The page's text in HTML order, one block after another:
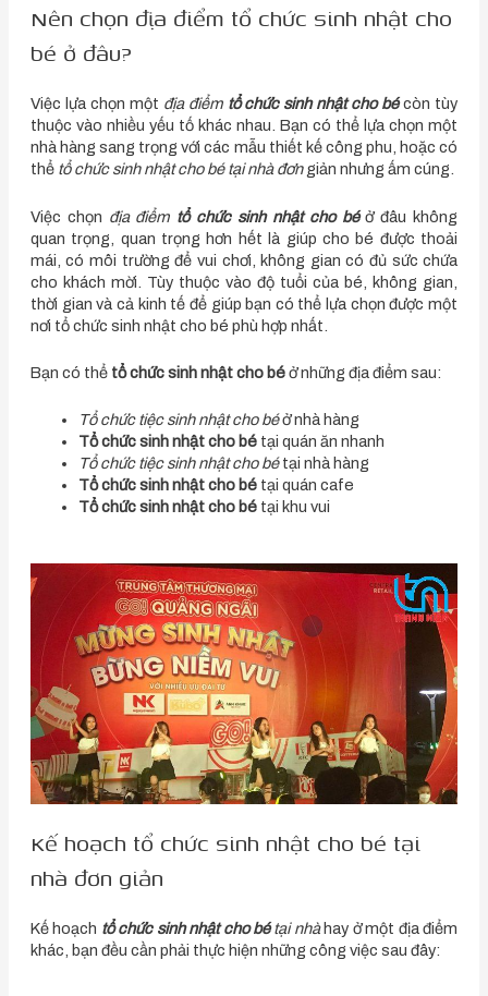
Nên chọn địa điểm tổ chức sinh nhật cho
bé ở đâu?
Việc lựa chọn một địa điểm tổ chức sinh nhật cho bécòn tùy
thuộc vào nhiều yếu tố khác nhau. Bạn có thể lựa chọn một
nhà hàng sang trọng với các mẫu thiết kế công phu, hoặc có
thể tổ chức sinh nhật cho bé tại nhà đơngiản nhưng ấm cúng.
Việc chọn địa điểm tổ chức sinh nhật cho béở đâu không
quan trọng, quan trọng hơn hết là giúp cho bé được thoải
mái, có môi trường để vui chơi, không gian có đủ sức chứa
cho khách mời. Tùy thuộc vào độ tuổi của bé, không gian,
thời gian và cả kinh tế để giúp bạn có thể lựa chọn được một
nơi tổ chức sinh nhật cho bé phù hợp nhất.
Bạn có thểtổ chức sinh nhật cho béở những địa điểm sau:
Tổ chức tiệc sinh nhật cho béở nhà hàng
Tổ chức sinh nhật cho bétại quán ăn nhanh
Tổ chức tiệc sinh nhật cho bétại nhà hàng
Tổ chức sinh nhật cho bétại quán cafe
Tổ chức sinh nhật cho bétại khu vui
Kế hoạch tổ chức sinh nhật cho bé tại
nhà đơn giản
Kế hoạch tổ chức sinh nhật cho bétại nhàhay ở một địa điểm
khác, bạn đều cần phải thực hiện những công việc sau đây: